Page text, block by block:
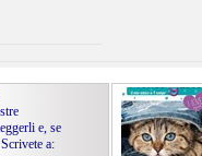
e, se
a: